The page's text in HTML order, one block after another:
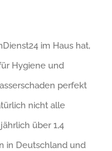
im Haus hat,
Hygiene und
perfekt
nicht alle
über 1,4
in Deutschland und